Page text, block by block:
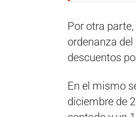
Por otra
ordenanza
descuentos
En el mismo
diciembre de